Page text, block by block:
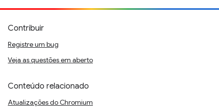
Contribuir
Registre um bug
Veja as questões em aberto
Conteúdo relacionado
Atualizações do Chromium